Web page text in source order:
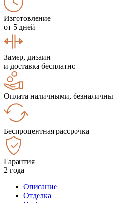
Изготовление
от 5 дней
Замер, дизайн
и доставка бесплатно
Оплата наличными,
Беспроцентная рассрочка
Гарантия
2 года
Описание
Отделка